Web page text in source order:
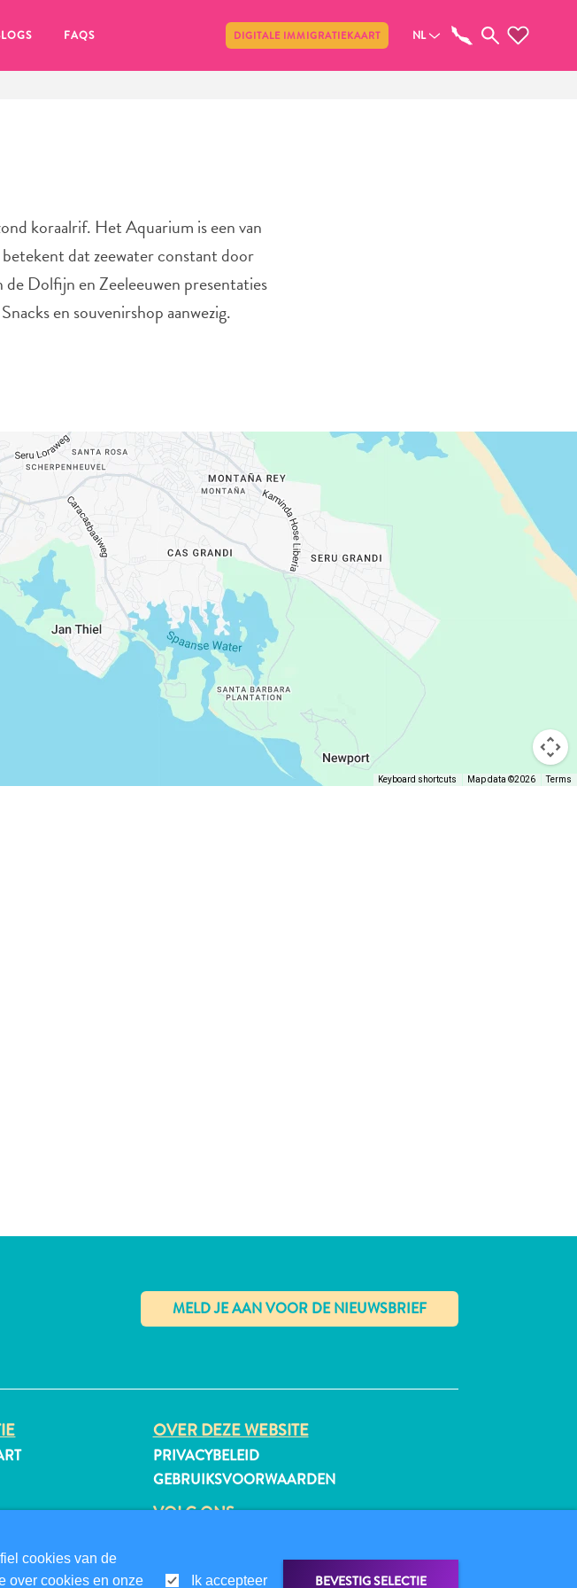
FAQS DIGITALE IMMIGRATIEKAART NL
koraalrif. Het Aquarium is een van
dat zeewater constant door
de Dolfijn en Zeeleeuwen presentaties
en souvenirshop aanwezig.
Keyboard shortcuts Map data ©2026 Terms
✕
OVER DEZE WEBSITE
PRIVACYBELEID
GEBRUIKSVOORWAARDEN
VOLG ONS
cookies van de
over cookies en onze
Ik accepteer BEVESTIG SELECTIE
Delen